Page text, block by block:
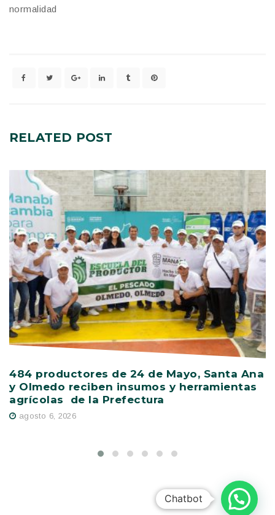
normalidad
RELATED POST
484 productores de 24 de Mayo, Santa Ana
y Olmedo reciben insumos y herramientas
agrícolas de la Prefectura
agosto 6, 2026
Chatbot